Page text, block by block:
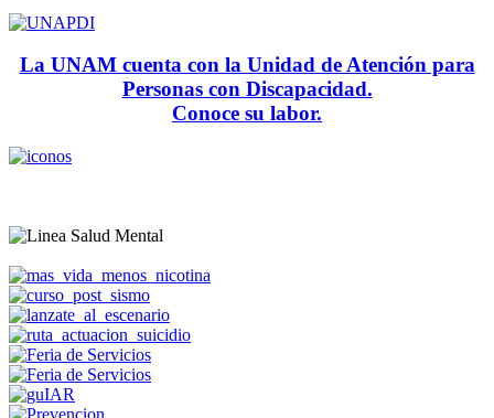
La UNAM cuenta con la Unidad de Atención para
Personas con Discapacidad.
Conoce su labor.